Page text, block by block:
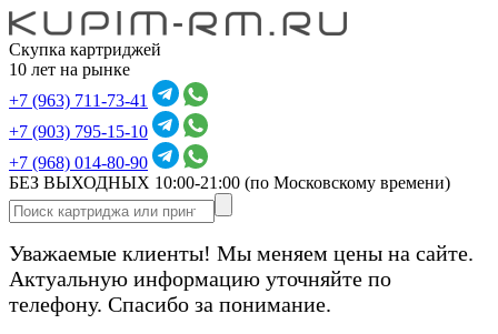
Скупка картриджей
10 лет на рынке
+7 (963) 711-73-41
+7 (903) 795-15-10
+7 (968) 014-80-90
БЕЗ ВЫХОДНЫХ 10:00-21:00 (по Московскому времени)
Уважаемые клиенты! Мы меняем цены на сайте.
Актуальную информацию уточняйте по
телефону. Спасибо за понимание.